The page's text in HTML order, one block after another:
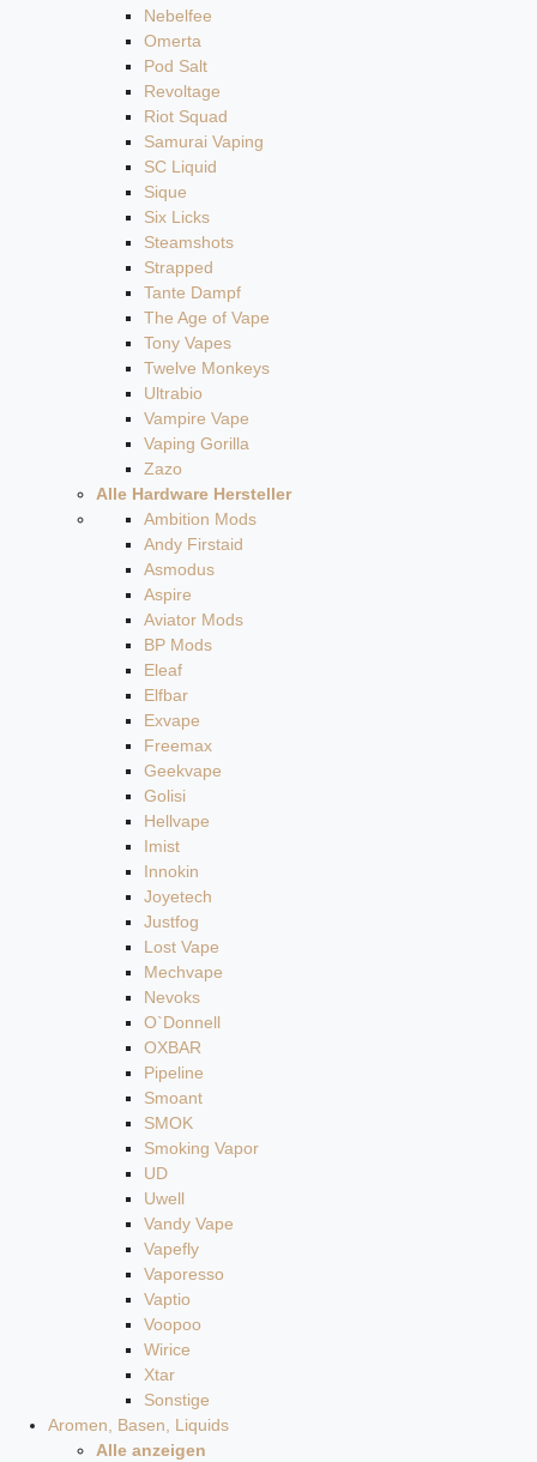
Nebelfee
Omerta
Pod Salt
Revoltage
Riot Squad
Samurai Vaping
SC Liquid
Sique
Six Licks
Steamshots
Strapped
Tante Dampf
The Age of Vape
Tony Vapes
Twelve Monkeys
Ultrabio
Vampire Vape
Vaping Gorilla
Zazo
Alle Hardware Hersteller
Ambition Mods
Andy Firstaid
Asmodus
Aspire
Aviator Mods
BP Mods
Eleaf
Elfbar
Exvape
Freemax
Geekvape
Golisi
Hellvape
Imist
Innokin
Joyetech
Justfog
Lost Vape
Mechvape
Nevoks
O`Donnell
OXBAR
Pipeline
Smoant
SMOK
Smoking Vapor
UD
Uwell
Vandy Vape
Vapefly
Vaporesso
Vaptio
Voopoo
Wirice
Xtar
Sonstige
Aromen, Basen, Liquids
Alle anzeigen